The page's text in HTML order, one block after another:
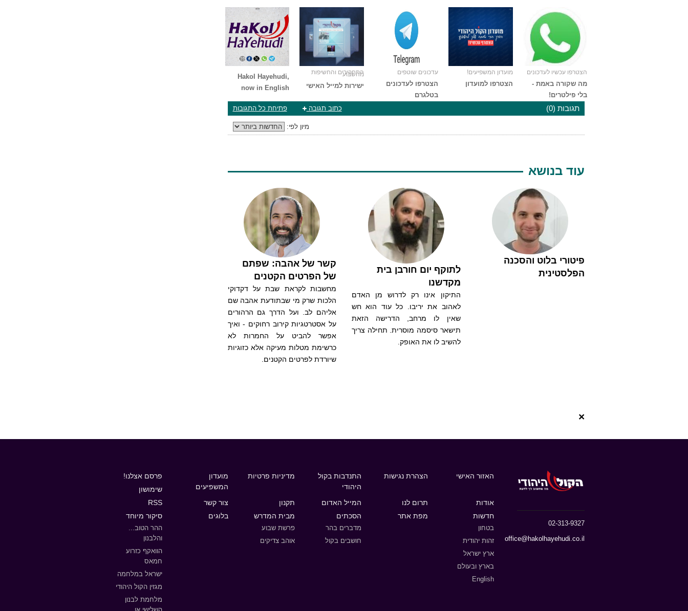
Hakol Hayehudi,
now in English
התחקירים והחשיפות
מהשבוע
ישירות למייל האישי
עדכונים שוטפים
הצטרפו לעדכונים
בטלגרם
מועדון המשפיעים!
הצטרפו למועדון
הצטרפו עכשיו לעדכונים
מה שקורה באמת -
בלי פילטרים!
תגובות (0) פתיחת כל התגובות כתוב תגובה
מיון לפי:
עוד בנושא
פיטורי בלוט והסכנה
הפלסטינית
לתוקף יום חורבן בית
מקדשנו
התיקון אינו רק לדרוש מן האדם
לאהוב את יריבו. כל עוד הוא חש
שאין לו מרחב, הדרישה הזאת
תישאר סיסמה מוסרית. תחילה צריך
להשיב לו את האופק.
קשר של אהבה: שפתם
של הפרטים הקטנים
מחשבות לקראת שבת על דקדוקי
הלכות שרק מי שבתודעת אהבה שם
אליהם לב. ועל הדרך גם הרהורים
על אסטרטגיות קירוב רחוקים - ואיך
אפשר להביט על החמרות לא
כרשימת מטלות מעיקה אלא כזוגיות
שיורדת לפרטים הקטנים.
×
02-313-9327
office@hakolhayehudi.co.il
האזור האישי הצהרת נגישות
התנדבות בקול
היהודי
מדיניות פרטיות
מועדון
המשפיעים
פרסם אצלנו!
שימושון
אודות
תרום לנו המייל האדום תקנון צור קשר
RSS
חדשות
בטחון
זהות יהודית
ארץ ישראל
בארץ ובעולם
English
מפת אתר הסכתים
מדברים בהר
חושבים בקול
מבית המדרש
פרשת שבוע
אוהב צדיקים
בלוגים סיקור מיוחד
ההר הטוב...
והלבנון
הוואקף כזרוע
חמאס
ישראל במלחמה
מגזין הקול היהודי
מלחמת לבנון